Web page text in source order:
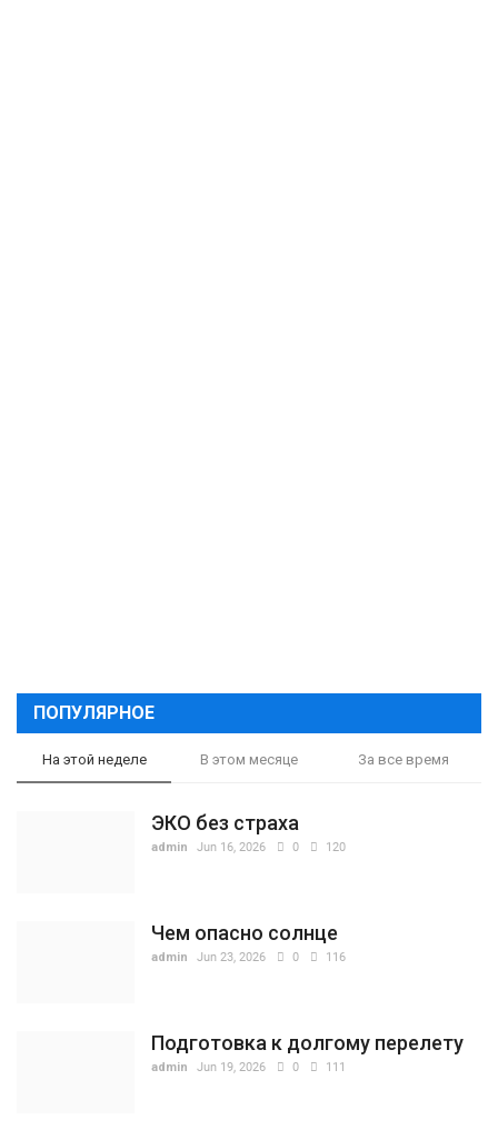
ПОПУЛЯРНОЕ
На этой неделе В этом месяце За все время
ЭКО без страха
admin Jun 16, 2026 0 120
Чем опасно солнце
admin Jun 23, 2026 0 116
Подготовка к долгому перелету
admin Jun 19, 2026 0 111